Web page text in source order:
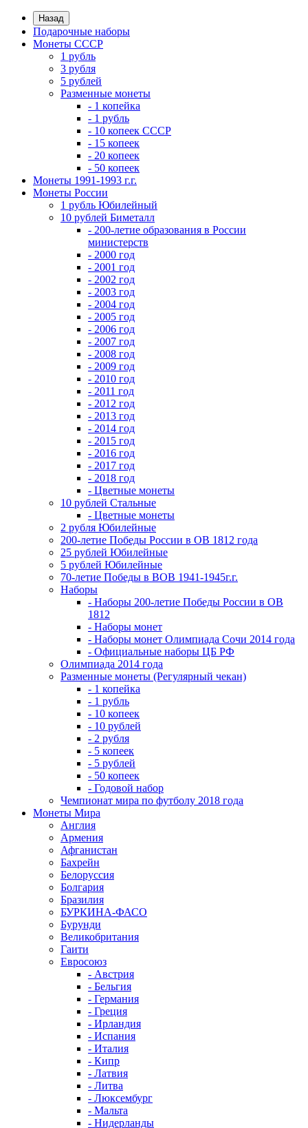
Назад
Подарочные наборы
Монеты СССР
1 рубль
3 рубля
5 рублей
Разменные монеты
- 1 копейка
- 1 рубль
- 10 копеек СССР
- 15 копеек
- 20 копеек
- 50 копеек
Монеты 1991-1993 г.г.
Монеты России
1 рубль Юбилейный
10 рублей Биметалл
- 200-летие образования в России
министерств
- 2000 год
- 2001 год
- 2002 год
- 2003 год
- 2004 год
- 2005 год
- 2006 год
- 2007 год
- 2008 год
- 2009 год
- 2010 год
- 2011 год
- 2012 год
- 2013 год
- 2014 год
- 2015 год
- 2016 год
- 2017 год
- 2018 год
- Цветные монеты
10 рублей Стальные
- Цветные монеты
2 рубля Юбилейные
200-летие Победы России в ОВ 1812 года
25 рублей Юбилейные
5 рублей Юбилейные
70-летие Победы в ВОВ 1941-1945г.г.
Наборы
- Наборы 200-летие Победы России в ОВ
1812
- Наборы монет
- Наборы монет Олимпиада Сочи 2014 года
- Официальные наборы ЦБ РФ
Олимпиада 2014 года
Разменные монеты (Регулярный чекан)
- 1 копейка
- 1 рубль
- 10 копеек
- 10 рублей
- 2 рубля
- 5 копеек
- 5 рублей
- 50 копеек
- Годовой набор
Чемпионат мира по футболу 2018 года
Монеты Мира
Англия
Армения
Афганистан
Бахрейн
Белоруссия
Болгария
Бразилия
БУРКИНА-ФАСО
Бурунди
Великобритания
Гаити
Евросоюз
- Австрия
- Бельгия
- Германия
- Греция
- Ирландия
- Испания
- Италия
- Кипр
- Латвия
- Литва
- Люксембург
- Мальта
- Нидерланды